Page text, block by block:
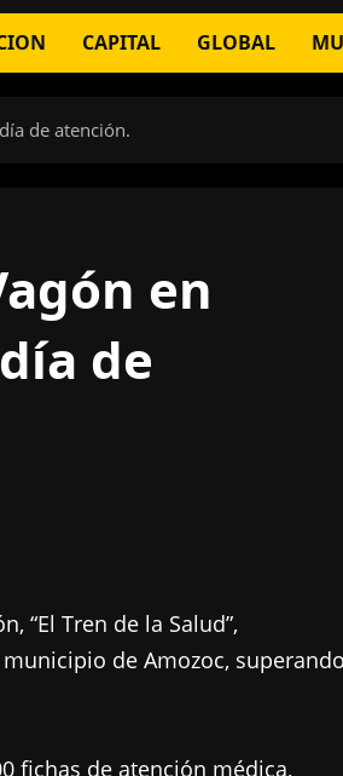
CAPITAL GLOBAL
de atención.
en
de
“El Tren de la Salud”,
de Amozoc,
fichas de atención médica,